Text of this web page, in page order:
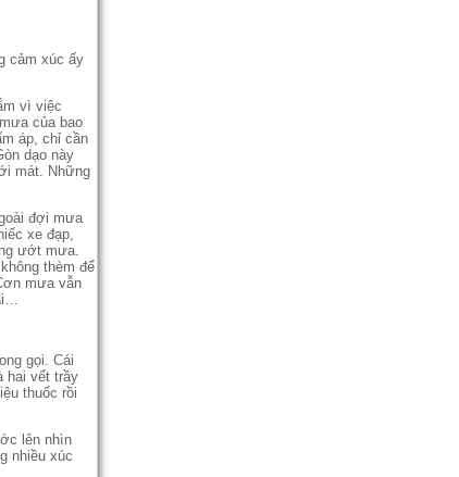
cảm xúc ấy
vì việc
của bao
áp, chỉ cần
dạo này
mát. Những
đợi mưa
xe đạp,
ướt mưa.
thèm để
mưa vẫn
gọi. Cái
hai vết trầy
thuốc rồi
lên nhìn
nhiều xúc